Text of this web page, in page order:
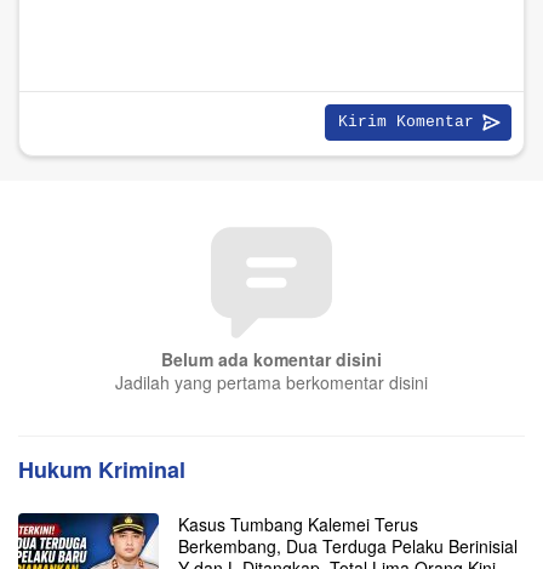
Belum ada komentar disini
Jadilah yang pertama berkomentar disini
Hukum Kriminal
Kasus Tumbang Kalemei Terus
Berkembang, Dua Terduga Pelaku Berinisial